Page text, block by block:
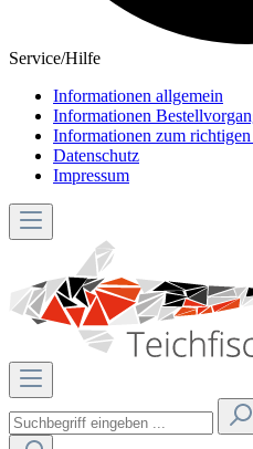
Service/Hilfe
Informationen allgemein
Informationen
Informationen zum
Datenschutz
Impressum